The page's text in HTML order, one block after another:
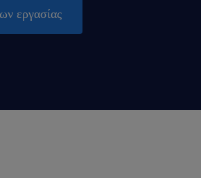
εργασίας